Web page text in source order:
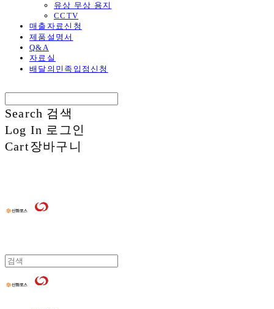
유상 무상 용지
CCTV
매출자료신청
제품설명서
Q&A
자료실
배달의민족입점신청
Search 검색
Log In 로그인
Cart장바구니